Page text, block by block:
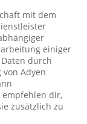
mit dem
einiger
durch
Adyen
empfehlen dir,
zusätzlich zu